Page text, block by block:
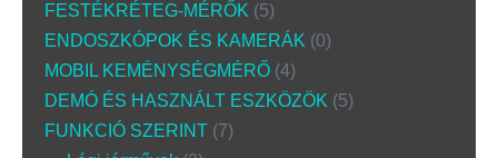
FESTÉKRÉTEG-MÉRŐK
5
ENDOSZKÓPOK ÉS KAMERÁK
0
MOBIL KEMÉNYSÉGMÉRŐ 4
DEMÓ ÉS HASZNÁLT ESZKÖZÖK
5
FUNKCIÓ SZERINT 7